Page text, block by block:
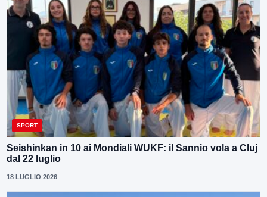
SPORT
Seishinkan in 10 ai Mondiali WUKF: il Sannio vola a Cluj
dal 22 luglio
18 LUGLIO 2026